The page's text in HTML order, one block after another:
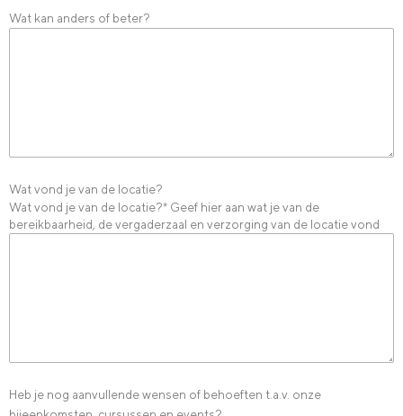
Wat kan anders of beter?
Wat vond je van de locatie?
Wat vond je van de locatie?* Geef hier aan wat je van de
bereikbaarheid, de vergaderzaal en verzorging van de locatie vond
Heb je nog aanvullende wensen of behoeften t.a.v. onze